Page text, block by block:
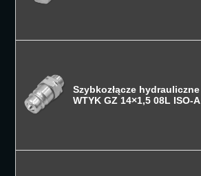
Szybkozłącze hydrauliczne
WTYK GZ 14×1,5 08L ISO-A